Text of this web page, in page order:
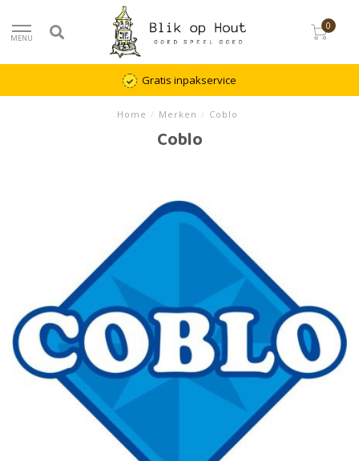
MENU
0
Gratis inpakservice
Home / Merken / Coblo
Coblo